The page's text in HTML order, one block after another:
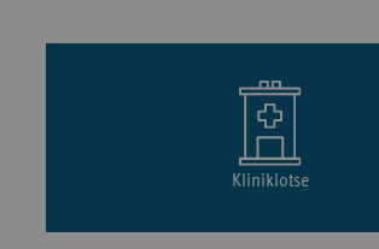
Kliniklotse